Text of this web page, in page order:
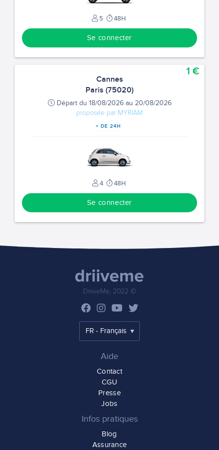
5 48H
Se connecter
Cannes
Paris (75020)
Départ du 18/08/2026 au 20/08/2026
proposée par MYRIAM
+ DE 24H
4 48H
1 €
Se connecter
DriiveMe, 2022 ©
Aide
Contact
CGU
Presse
Jobs
Infos pratiques
Blog
Assurance